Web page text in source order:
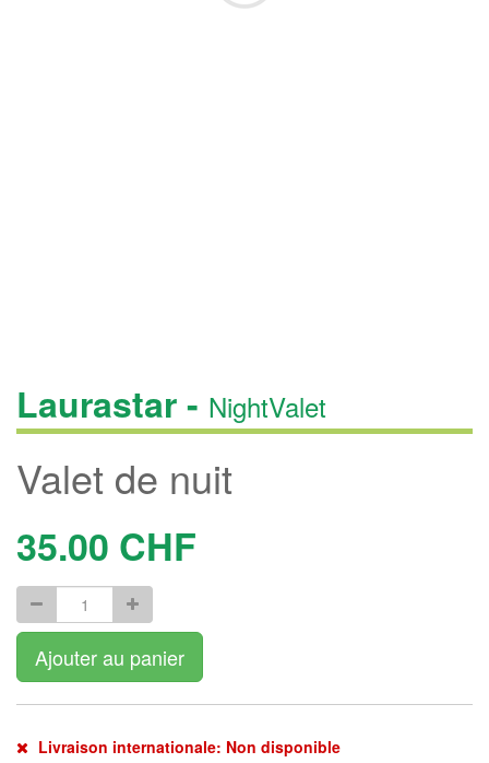
Laurastar - NightValet
Valet de nuit
35.00 CHF
Ajouter au panier
Livraison internationale: Non disponible